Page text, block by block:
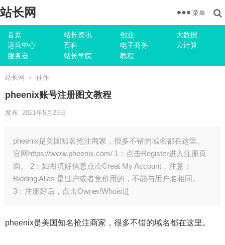
站长网
首页 站长资讯 创业
大数据
运营中心
百科 电子商务
云计算
服务器
站长学院 教程
菜单
站长网 佳作
pheenix账号注册图文教程
发布: 2021年5月23日
pheenix是美国知名抢注商家，很多不错的域名都在这里。
官网https://www.pheenix.com/ 1：点击Register进入注册页
面。 2：如图填好信息点击Creat My Account，注意：
Bidding Alias 是过户或者竞价用的，不能与用户名相同。
3：注册好后，点击Owner/Whois进
pheenix是美国知名抢注商家，很多不错的域名都在这里。